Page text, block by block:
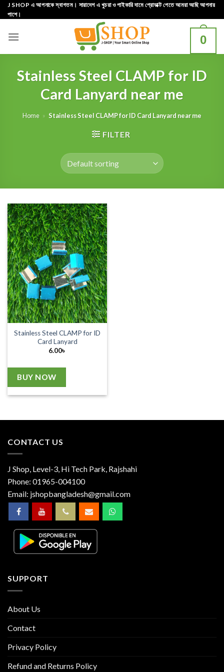
Skip
to
J SHOP এ আপনাকে স্বাগতম। সারাদেশ এ খুচরা ও পাইকারি দামে প্রোডাক্ট পেতে আমরা আছি আপনার
পাশে।
0
Stainless Steel CLAMP for ID
Card Lanyard near me
Home » Stainless Steel CLAMP for ID Card Lanyard near me
FILTER
Stainless Steel CLAMP for ID
Card Lanyard
6.00৳
BUY NOW
CONTACT US
J Shop, Level-3, Hi Tech Park, Rajshahi
Phone: 01965-004100
Email: jshopbangladesh@gmail.com
SUPPORT
About Us
Contact
Privacy Policy
Refund and Returns Policy